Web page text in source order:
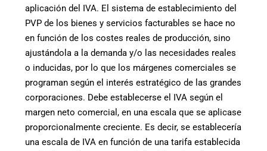
aplicación del IVA. El sistema de establecimiento del
PVP de los bienes y servicios facturables se hace no
en función de los costes reales de producción, sino
ajustándola a la demanda y/o las necesidades reales
o inducidas, por lo que los márgenes comerciales se
programan según el interés estratégico de las grandes
corporaciones. Debe establecerse el IVA según el
margen neto comercial, en una escala que se aplicase
proporcionalmente creciente. Es decir, se establecería
una escala de IVA en función de una tarifa establecida